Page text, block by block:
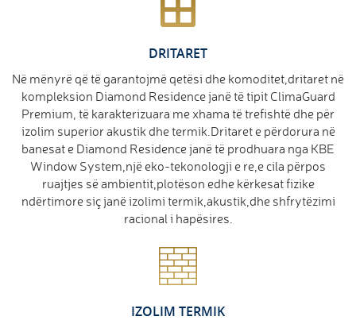
DRITARET
Në mënyrë që të garantojmë qetësi dhe komoditet,dritaret në
kompleksion Diamond Residence janë të tipit ClimaGuard
Premium, të karakterizuara me xhama të trefishtë dhe për
izolim superior akustik dhe termik.Dritaret e përdorura në
banesat e Diamond Residence janë të prodhuara nga KBE
Window System,një eko-tekonologji e re,e cila përpos
ruajtjes së ambientit,plotëson edhe kërkesat fizike
ndërtimore siç janë izolimi termik,akustik,dhe shfrytëzimi
racional i hapësires.
IZOLIM TERMIK